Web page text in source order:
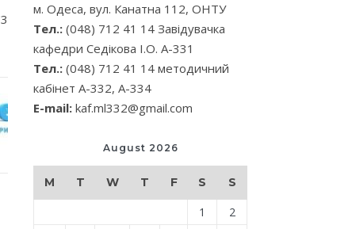
м. Одеса, вул. Канатна 112, ОНТУ
Тел.: (048) 712 41 14 Завідувачка
кафедри Седікова І.О. А-331
Тел.: (048) 712 41 14 методичний
кабінет А-332, А-334
E-mail: kaf.ml332@gmail.com
August 2026
M T W T F S S
1
2